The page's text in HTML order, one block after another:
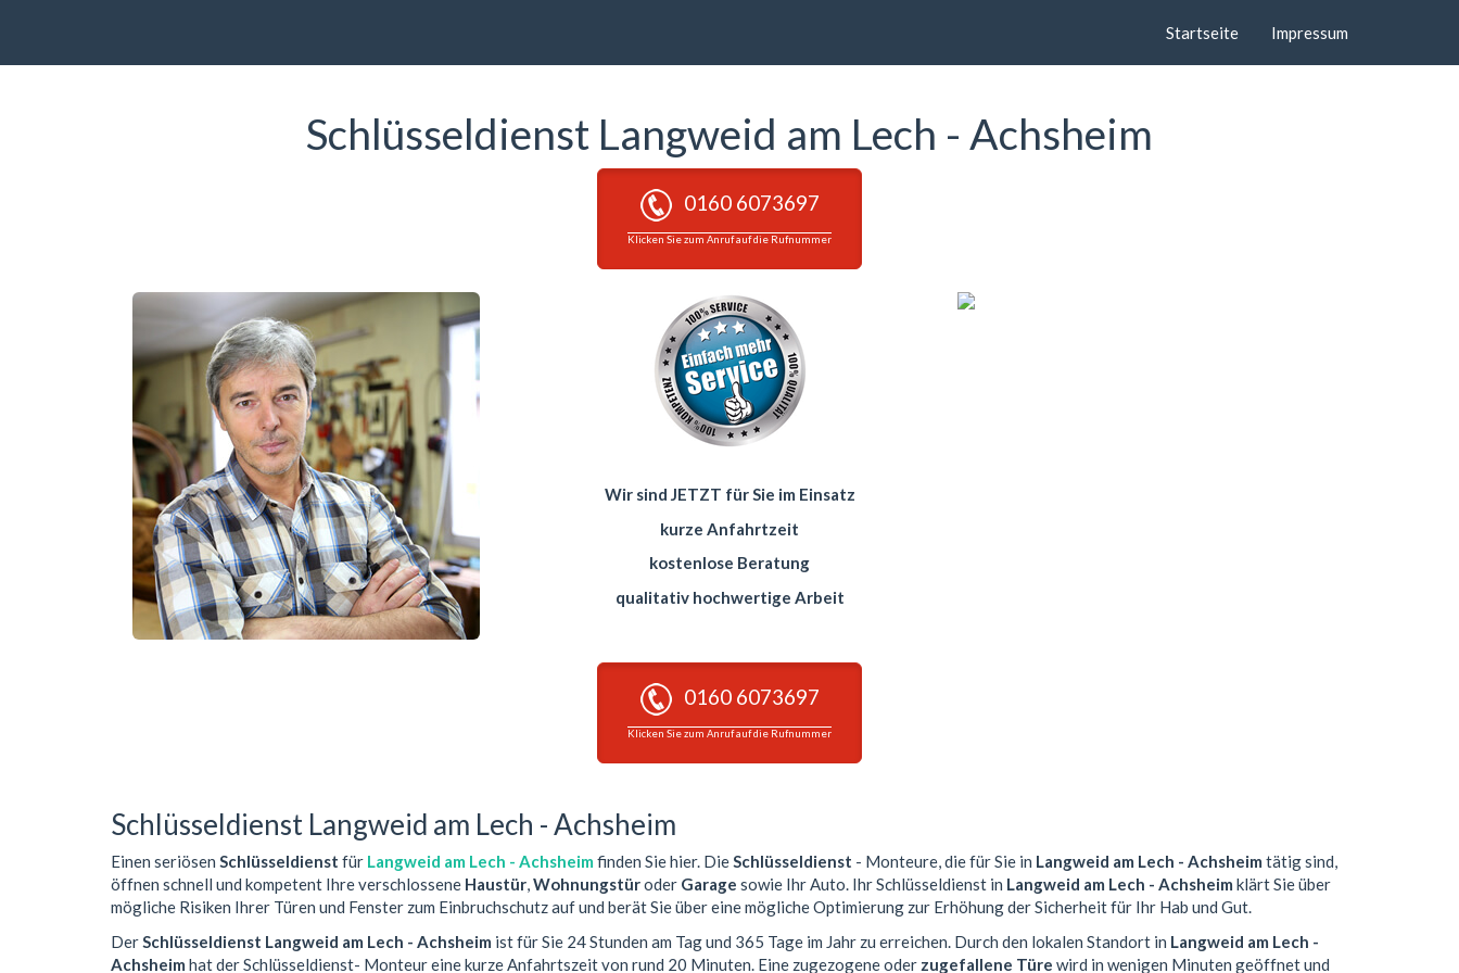
Startseite Impressum
Schlüsseldienst Langweid am Lech - Achsheim
0160 6073697
Klicken Sie zum Anruf auf die Rufnummer
Wir sind JETZT für Sie im Einsatz
kurze Anfahrtzeit
kostenlose Beratung
qualitativ hochwertige Arbeit
0160 6073697
Klicken Sie zum Anruf auf die Rufnummer
Schlüsseldienst Langweid am Lech - Achsheim
Einen seriösen Schlüsseldienst für Langweid am Lech - Achsheim finden Sie hier. DieSchlüsseldienst - Monteure, die für Sie in Langweid am Lech - Achsheim tätig sind,
öffnen schnell und kompetent Ihre verschlossene Haustür,Wohnungstüroder Garage sowie Ihr Auto. Ihr Schlüsseldienst in Langweid am Lech - Achsheim klärt Sie über
mögliche Risiken Ihrer Türen und Fenster zum Einbruchschutz auf und berät Sie über eine mögliche Optimierung zur Erhöhung der Sicherheit für Ihr Hab und Gut.
DerSchlüsseldienst Langweid am Lech - Achsheim ist für Sie 24 Stunden am Tag und 365 Tage im Jahr zu erreichen. Durch den lokalen Standort in Langweid am Lech -
Achsheim hat der Schlüsseldienst- Monteur eine kurze Anfahrtszeit von rund 20 Minuten. Eine zugezogene oder zugefallene Türe wird in wenigen Minuten geöffnet und